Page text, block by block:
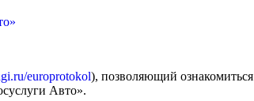
europrotokol), позволяющий ознакомиться
Авто».